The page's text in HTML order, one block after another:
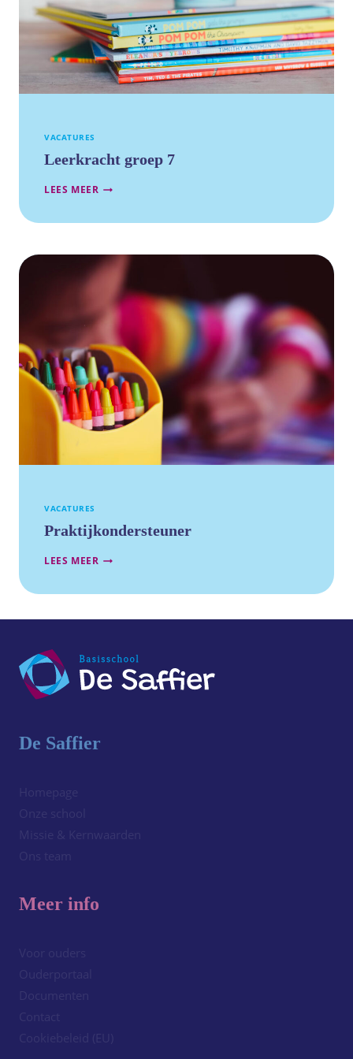
VACATURES
Leerkracht groep 7
LEES MEER LEERKRACHT
VACATURES
Praktijkondersteuner
LEES MEER PRAKTIJKONDERSTEUNER
De Saffier
Homepage
Onze school
Missie & Kernwaarden
Meer info
Voor ouders
Ouderportaal
Documenten
Contact
Cookiebeleid (EU)